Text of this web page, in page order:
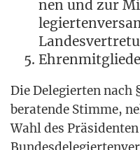
nen und zur
Die Dele­gier­ten nach
bera­ten­de Stim­me,
Wahl des